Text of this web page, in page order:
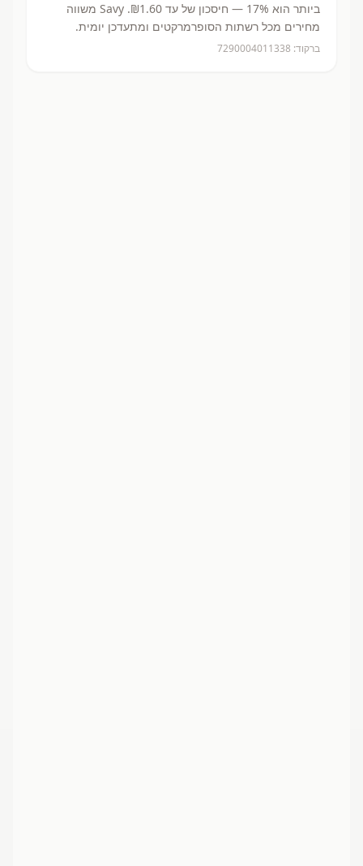
ביותר הוא 17% — חיסכון של עד ₪1.60.
Savy משווה
מחירים מכל רשתות הסופרמרקטים ומתעדכן יומית.
ברקוד: 7290004011338